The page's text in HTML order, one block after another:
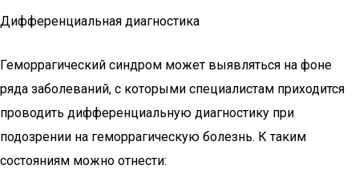
Дифференциальная диагностика
Геморрагический синдром может выявляться на фоне
ряда заболеваний, с которыми специалистам приходится
проводить дифференциальную диагностику при
подозрении на геморрагическую болезнь. К таким
состояниям можно отнести: